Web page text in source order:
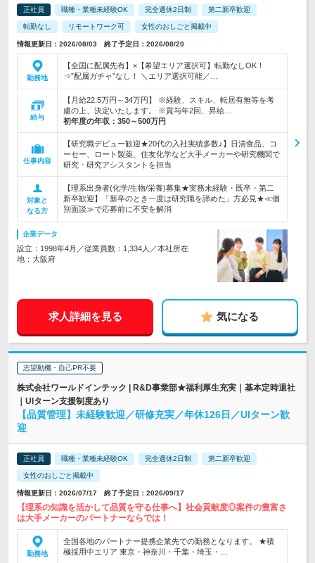
正社員 職種・業種未経験OK 完全週休2日制 第二新卒歓迎
転勤なし リモートワーク可 女性のおしごと掲載中
情報更新日：2026/08/03 終了予定日：2026/08/20
勤務地
【全国に配属先有】×【希望エリア選択可】転勤なしOK！
⇒”配属ガチャ”なし！ ＼エリア選択可能／…
給与
【月給22.5万円～34万円】 ※経験、スキル、転居有無等を考
慮の上、決定いたします。 ※賞与年2回、昇給…
初年度の年収： 350～500万円
仕事内容
【研究職デビュー歓迎★20代の入社実績多数♪】日清食品、コ
ーセー、ロート製薬、住友化学など大手メーカーや研究機関で
研究・研究アシスタントを担当
対象と
なる方
【理系出身者(化学/生物/栄養)募集★実務未経験・既卒・第二
新卒歓迎】「新卒のとき一度は研究職を諦めた」方必見★≪個
別面談≫で応募前に不安を解消
企業データ
設立：1998年4月／従業員数：1,334人／本社所在
地：大阪府
求人詳細を見る 気になる
志望動機・自己PR不要
株式会社ワールドインテック | R&D事業部★福利厚生充実｜基本定時退社
｜UIターン支援制度あり
【品質管理】未経験歓迎／研修充実／年休126日／UIターン歓
迎
正社員 職種・業種未経験OK 完全週休2日制 第二新卒歓迎
女性のおしごと掲載中
情報更新日：2026/07/17 終了予定日：2026/09/17
【理系の知識を活かして品質を守る仕事へ】社会貢献度◎案件の豊富さ
は大手メーカーのパートナーならでは！
勤務地
全国各地のパートナー提携企業先での勤務となります。 ★積
極採用中エリア 東京・神奈川・千葉・埼玉・…